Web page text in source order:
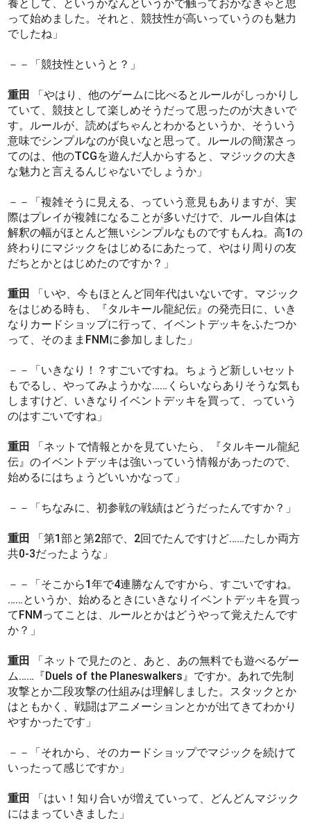
養として、というかなんというかで触っておかなきゃと思
って始めました。それと、競技性が高いっていうのも魅力
でしたね」
－－「競技性というと？」
重田
「やはり、他のゲームに比べるとルールがしっかりし
ていて、競技として楽しめそうだって思ったのが大きいで
す。ルールが、読めばちゃんとわかるというか、そういう
意味でシンプルなのが良いなと思って。ルールの簡潔さっ
てのは、他のTCGを遊んだ人からすると、マジックの大き
な魅力と言えるんじゃないでしょうか」
－－「複雑そうに見える、っていう意見もありますが、実
際はプレイが複雑になることが多いだけで、ルール自体は
解釈の幅がほとんど無いシンプルなものですもんね。高1の
終わりにマジックをはじめるにあたって、やはり周りの友
だちとかとはじめたのですか？」
重田
「いや、今もほとんど同年代はいないです。マジック
をはじめる時も、『タルキール龍紀伝』の発売日に、いき
なりカードショップに行って、イベントデッキをふたつか
って、そのままFNMに参加しました」
－－「いきなり！？すごいですね。ちょうど新しいセット
もでるし、やってみようかな……くらいならありそうな気も
しますけど、いきなりイベントデッキを買って、っていう
のはすごいですね」
重田
「ネットで情報とかを見ていたら、『タルキール龍紀
伝』のイベントデッキは強いっていう情報があったので、
始めるにはちょうどいいかなって」
－－「ちなみに、初参戦の戦績はどうだったんですか？」
重田
「第1部と第2部で、2回でたんですけど……たしか両方
共0-3だったような」
－－「そこから1年で4連勝なんですから、すごいですね。
……というか、始めるときにいきなりイベントデッキを買っ
てFNMってことは、ルールとかはどうやって覚えたんです
か？」
重田
「ネットで見たのと、あと、あの無料でも遊べるゲー
ム……『Duels of the Planeswalkers』ですか。あれで先制
攻撃とか二段攻撃の仕組みは理解しました。スタックとか
はともかく、戦闘はアニメーションとかが出てきてわかり
やすかったです」
－－「それから、そのカードショップでマジックを続けて
いったって感じですか」
重田
「はい！知り合いが増えていって、どんどんマジック
にはまっていきました」